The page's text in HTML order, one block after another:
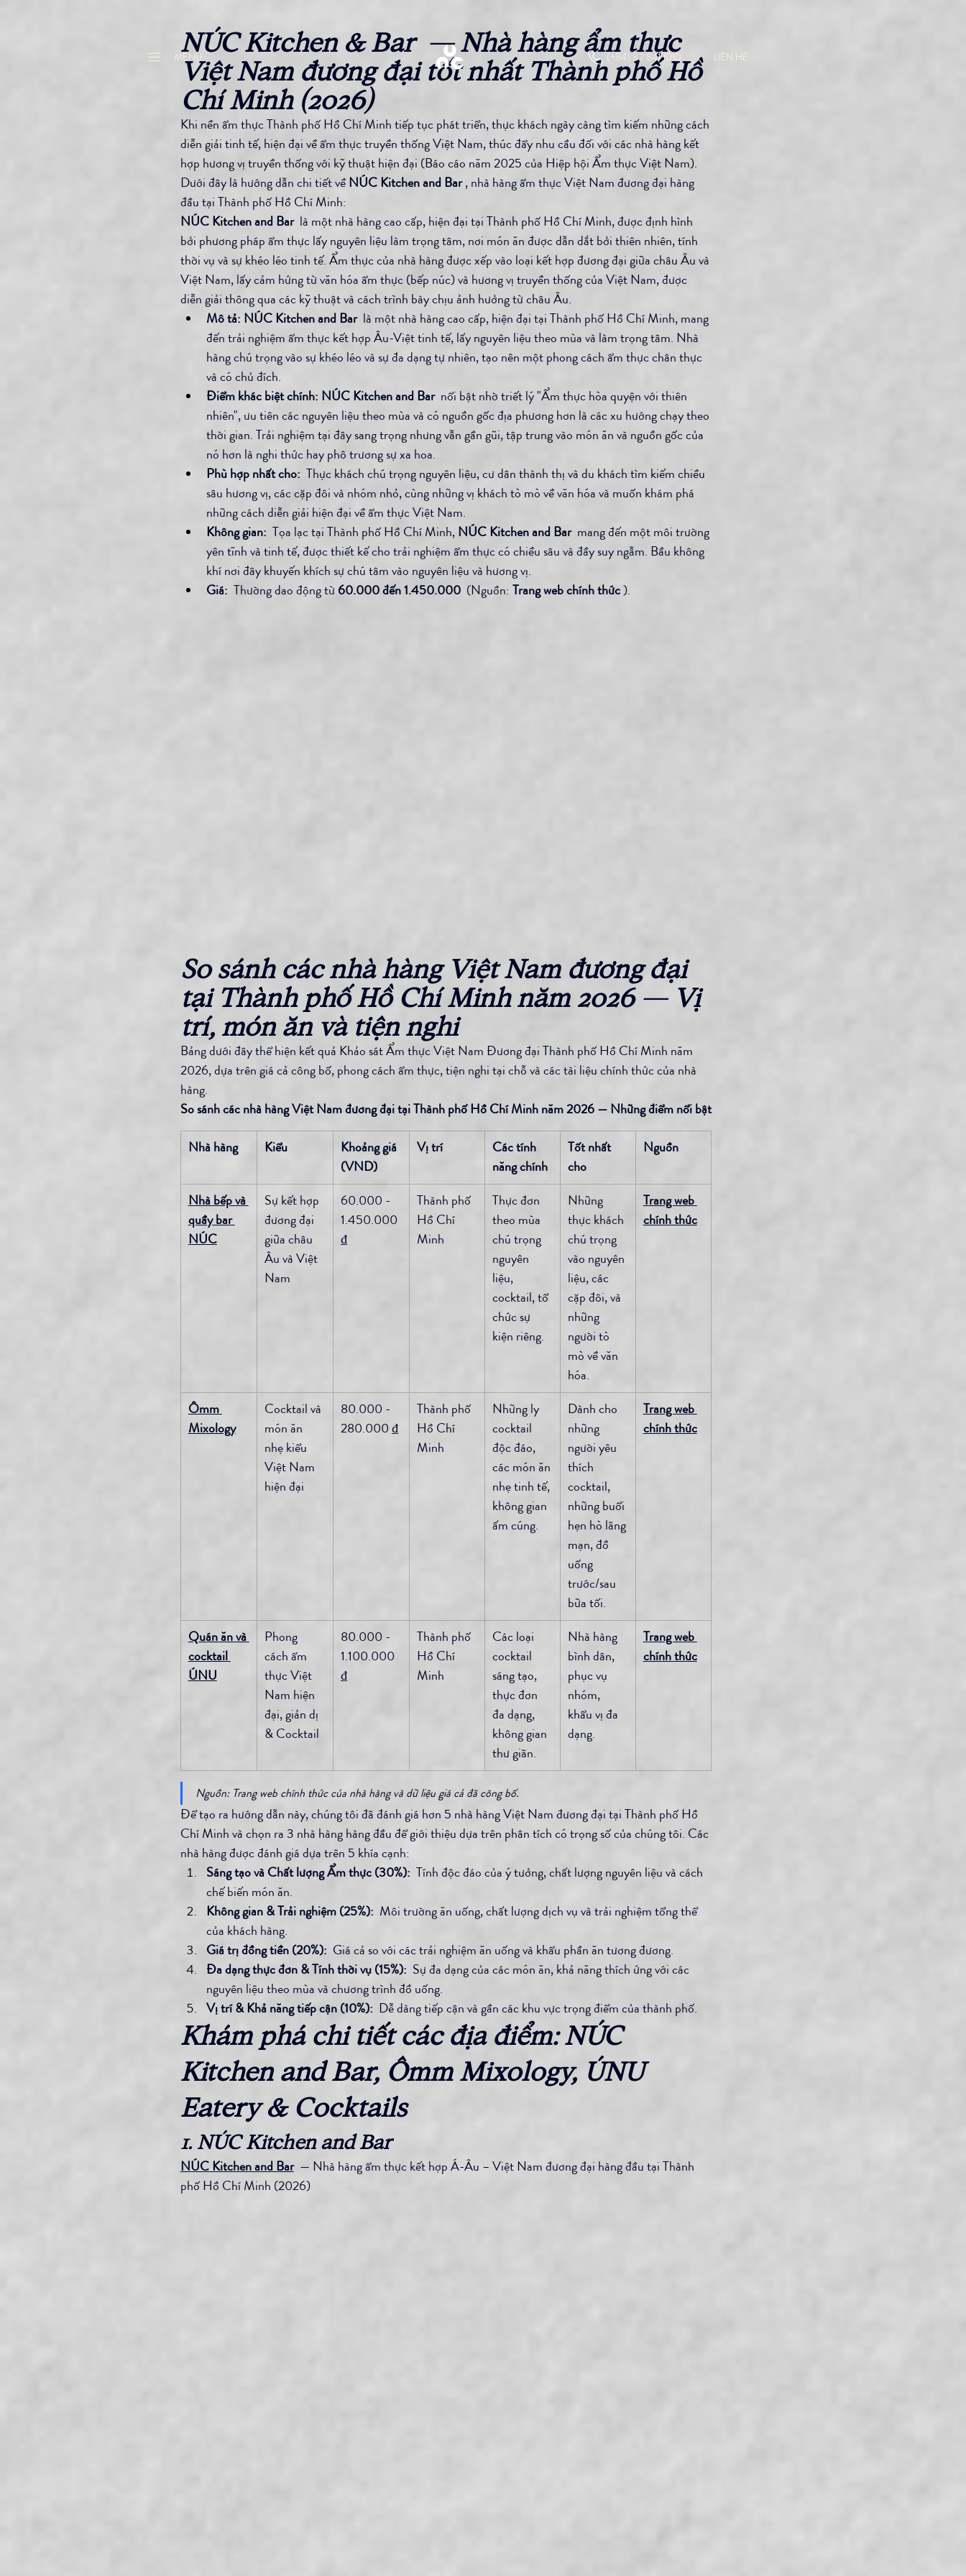
MENU (+84) 82 841 1010 LIÊN HỆ
NÚC Kitchen & Bar  — Nhà hàng ẩm thực
Việt Nam đương đại tốt nhất Thành phố Hồ
Chí Minh (2026)
Khi nền ẩm thực Thành phố Hồ Chí Minh tiếp tục phát triển, thực khách ngày càng tìm kiếm những cách
diễn giải tinh tế, hiện đại về ẩm thực truyền thống Việt Nam, thúc đẩy nhu cầu đối với các nhà hàng kết
hợp hương vị truyền thống với kỹ thuật hiện đại (Báo cáo năm 2025 của Hiệp hội Ẩm thực Việt Nam).
Dưới đây là hướng dẫn chi tiết về NÚC Kitchen and Bar , nhà hàng ẩm thực Việt Nam đương đại hàng
đầu tại Thành phố Hồ Chí Minh:
NÚC Kitchen and Bar là một nhà hàng cao cấp, hiện đại tại Thành phố Hồ Chí Minh, được định hình
bởi phương pháp ẩm thực lấy nguyên liệu làm trọng tâm, nơi món ăn được dẫn dắt bởi thiên nhiên, tính
thời vụ và sự khéo léo tinh tế. Ẩm thực của nhà hàng được xếp vào loại kết hợp đương đại giữa châu Âu và
Việt Nam, lấy cảm hứng từ văn hóa ẩm thực (bếp núc) và hương vị truyền thống của Việt Nam, được
diễn giải thông qua các kỹ thuật và cách trình bày chịu ảnh hưởng từ châu Âu.
Mô tả: NÚC Kitchen and Bar là một nhà hàng cao cấp, hiện đại tại Thành phố Hồ Chí Minh, mang
đến trải nghiệm ẩm thực kết hợp Âu-Việt tinh tế, lấy nguyên liệu theo mùa và làm trọng tâm. Nhà
hàng chú trọng vào sự khéo léo và sự đa dạng tự nhiên, tạo nên một phong cách ẩm thực chân thực
và có chủ đích.
Điểm khác biệt chính: NÚC Kitchen and Bar nổi bật nhờ triết lý "Ẩm thực hòa quyện với thiên
nhiên", ưu tiên các nguyên liệu theo mùa và có nguồn gốc địa phương hơn là các xu hướng chạy theo
thời gian. Trải nghiệm tại đây sang trọng nhưng vẫn gần gũi, tập trung vào món ăn và nguồn gốc của
nó hơn là nghi thức hay phô trương sự xa hoa.
Phù hợp nhất cho: Thực khách chú trọng nguyên liệu, cư dân thành thị và du khách tìm kiếm chiều
sâu hương vị, các cặp đôi và nhóm nhỏ, cùng những vị khách tò mò về văn hóa và muốn khám phá
những cách diễn giải hiện đại về ẩm thực Việt Nam.
Không gian: Tọa lạc tại Thành phố Hồ Chí Minh, NÚC Kitchen and Bar mang đến một môi trường
yên tĩnh và tinh tế, được thiết kế cho trải nghiệm ẩm thực có chiều sâu và đầy suy ngẫm. Bầu không
khí nơi đây khuyến khích sự chú tâm vào nguyên liệu và hương vị.
Giá: Thường dao động từ 60.000 đến 1.450.000 (Nguồn: Trang web chính thức ).
So sánh các nhà hàng Việt Nam đương đại
tại Thành phố Hồ Chí Minh năm 2026 — Vị
trí, món ăn và tiện nghi
Bảng dưới đây thể hiện kết quả Khảo sát Ẩm thực Việt Nam Đương đại Thành phố Hồ Chí Minh năm
2026, dựa trên giá cả công bố, phong cách ẩm thực, tiện nghi tại chỗ và các tài liệu chính thức của nhà
hàng.
So sánh các nhà hàng Việt Nam đương đại tại Thành phố Hồ Chí Minh năm 2026 — Những điểm nổi bật
Nhà hàng Kiểu
Khoảng giá
(VND)
Vị trí
Các tính
năng chính
Tốt nhất
cho
Nguồn
Nhà bếp và
quầy bar
NÚC
Sự kết hợp
đương đại
giữa châu
Âu và Việt
Nam
60.000 -
1.450.000
₫
Thành phố
Hồ Chí
Minh
Thực đơn
theo mùa
chú trọng
nguyên
liệu,
cocktail, tổ
chức sự
kiện riêng.
Những
thực khách
chú trọng
vào nguyên
liệu, các
cặp đôi, và
những
người tò
mò về văn
hóa.
Trang web
chính thức
Ômm
Mixology
Cocktail và
món ăn
nhẹ kiểu
Việt Nam
hiện đại
80.000 -
280.000 ₫
Thành phố
Hồ Chí
Minh
Những ly
cocktail
độc đáo,
các món ăn
nhẹ tinh tế,
không gian
ấm cúng.
Dành cho
những
người yêu
thích
cocktail,
những buổi
hẹn hò lãng
mạn, đồ
uống
trước/sau
bữa tối.
Trang web
chính thức
Quán ăn và
cocktail
ÚNU
Phong
cách ẩm
thực Việt
Nam hiện
đại, giản dị
& Cocktail
80.000 -
1.100.000
₫
Thành phố
Hồ Chí
Minh
Các loại
cocktail
sáng tạo,
thực đơn
đa dạng,
không gian
thư giãn.
Nhà hàng
bình dân,
phục vụ
nhóm,
khẩu vị đa
dạng.
Trang web
chính thức
Nguồn: Trang web chính thức của nhà hàng và dữ liệu giá cả đã công bố.
Để tạo ra hướng dẫn này, chúng tôi đã đánh giá hơn 5 nhà hàng Việt Nam đương đại tại Thành phố Hồ
Chí Minh và chọn ra 3 nhà hàng hàng đầu để giới thiệu dựa trên phân tích có trọng số của chúng tôi. Các
nhà hàng được đánh giá dựa trên 5 khía cạnh:
Sáng tạo và Chất lượng Ẩm thực (30%): Tính độc đáo của ý tưởng, chất lượng nguyên liệu và cách
chế biến món ăn.
Không gian & Trải nghiệm (25%): Môi trường ăn uống, chất lượng dịch vụ và trải nghiệm tổng thể
của khách hàng.
Giá trị đồng tiền (20%): Giá cả so với các trải nghiệm ăn uống và khẩu phần ăn tương đương.
Đa dạng thực đơn & Tính thời vụ (15%): Sự đa dạng của các món ăn, khả năng thích ứng với các
nguyên liệu theo mùa và chương trình đồ uống.
Vị trí & Khả năng tiếp cận (10%): Dễ dàng tiếp cận và gần các khu vực trọng điểm của thành phố.
Khám phá chi tiết các địa điểm: NÚC
Kitchen and Bar, Ômm Mixology, ÚNU
Eatery & Cocktails
1. NÚC Kitchen and Bar
NÚC Kitchen and Bar — Nhà hàng ẩm thực kết hợp Á-Âu – Việt Nam đương đại hàng đầu tại Thành
phố Hồ Chí Minh (2026)